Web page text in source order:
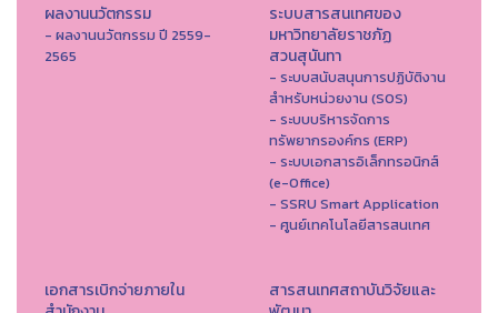
ผลงานนวัตกรรม
- ผลงานนวัตกรรม ปี 2559-
2565
ระบบสารสนเทศของ
มหาวิทยาลัยราชภัฏ
สวนสุนันทา
- ระบบสนับสนุนการปฏิบัติงาน
สำหรับหน่วยงาน (SOS)
- ระบบบริหารจัดการ
ทรัพยากรองค์กร (ERP)
- ระบบเอกสารอิเล็กทรอนิกส์
(e-Office)
- SSRU Smart Application
- ศูนย์เทคโนโลยีสารสนเทศ
เอกสารเบิกจ่ายภายใน
สารสนเทศสถาบันวิจัยและ